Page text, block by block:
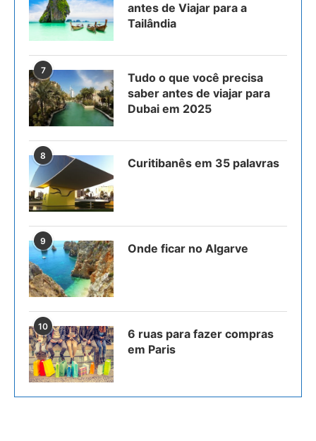
antes de Viajar para a
Tailândia
7
Tudo o que você precisa
saber antes de viajar para
Dubai em 2025
8
Curitibanês em 35 palavras
9
Onde ficar no Algarve
10
6 ruas para fazer compras
em Paris